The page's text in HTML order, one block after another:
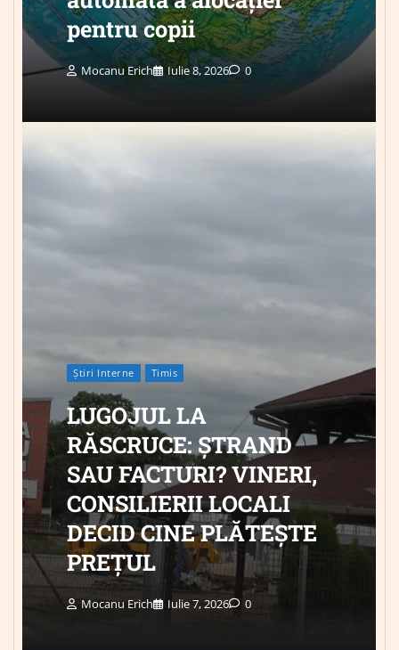
pentru copii
Mocanu Erich Iulie 8, 2026 0
Știri Interne Timis
LUGOJUL LA
RĂSCRUCE: ȘTRAND
SAU FACTURI? VINERI,
CONSILIERII LOCALI
DECID CINE PLĂTEȘTE
PREȚUL
Mocanu Erich Iulie 7, 2026 0